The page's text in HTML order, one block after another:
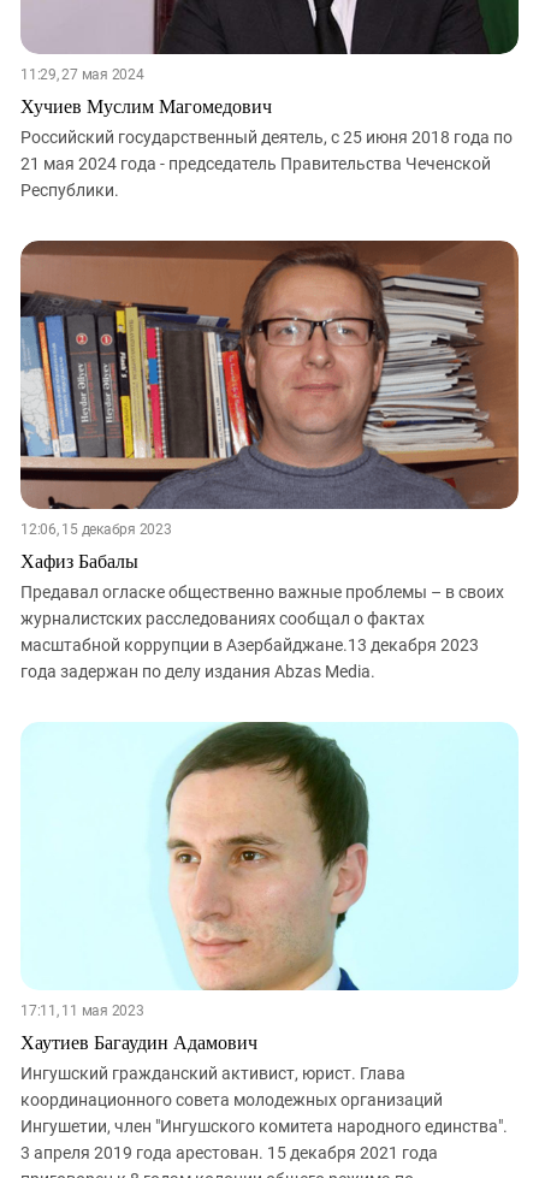
11:29, 27 мая 2024
Хучиев Муслим Магомедович
Российский государственный деятель, с 25 июня 2018 года по
21 мая 2024 года - председатель Правительства Чеченской
Республики.
12:06, 15 декабря 2023
Хафиз Бабалы
Предавал огласке общественно важные проблемы – в своих
журналистских расследованиях сообщал о фактах
масштабной коррупции в Азербайджане.13 декабря 2023
года задержан по делу издания Abzas Media.
17:11, 11 мая 2023
Хаутиев Багаудин Адамович
Ингушский гражданский активист, юрист. Глава
координационного совета молодежных организаций
Ингушетии, член "Ингушского комитета народного единства".
3 апреля 2019 года арестован. 15 декабря 2021 года